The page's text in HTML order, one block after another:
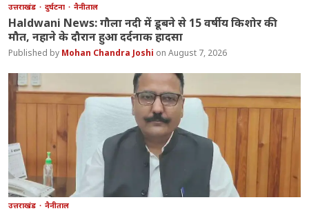
उत्तराखंड दुर्घटना नैनीताल
Haldwani News: गौला नदी में डूबने से 15 वर्षीय किशोर की
मौत, नहाने के दौरान हुआ दर्दनाक हादसा
Mohan Chandra Joshi August 7, 2026
उत्तराखंड नैनीताल